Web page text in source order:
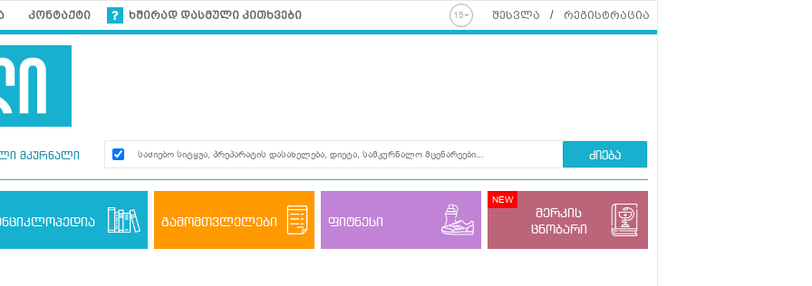
კონტაქტი ხშირად დასმული კითხვები შესვლა რეგისტრაცია
მკურნალი ძიება
გამომთვლელები ფიტნესი
მერკის
ცნობარი